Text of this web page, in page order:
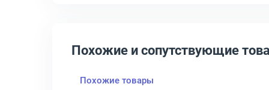
Похожие и сопутствующие
Похожие товары